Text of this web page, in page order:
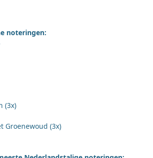
noteringen:
(3x)
Groenewoud (3x)